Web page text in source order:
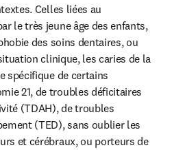
Celles liées au
le très jeune âge des enfants,
des soins dentaires, ou
clinique, les caries de la
spécifique de certains
21, de troubles déficitaires
(TDAH), de troubles
(TED), sans oublier les
et cérébraux, ou porteurs de